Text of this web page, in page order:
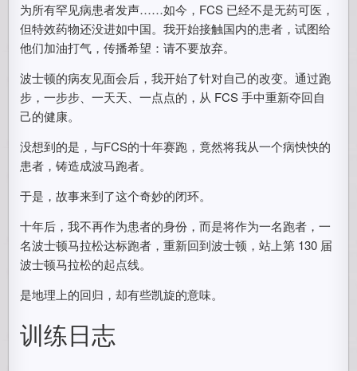
为所有罕见病患者发声……如今，FCS 已经不是无药可医，
但特效药物还没进如中国。我开始接触国内的患者，试图给
他们加油打气，传播希望：请不要放弃。
波士顿的病友见面会后，我开始了针对自己的改变。通过跑
步，一步步、一天天、一点点的，从 FCS 手中重新夺回自
己的健康。
没想到的是，与FCS的十年赛跑，竟然将我从一个病怏怏的
患者，铸造成波马跑者。
于是，故事来到了这个奇妙的闭环。
十年后，我不再作为患者的身份，而是将作为一名跑者，一
名波士顿马拉松达标跑者，重新回到波士顿，站上第 130 届
波士顿马拉松的起点线。
是地理上的回归，却有些凯旋的意味。
训练日志